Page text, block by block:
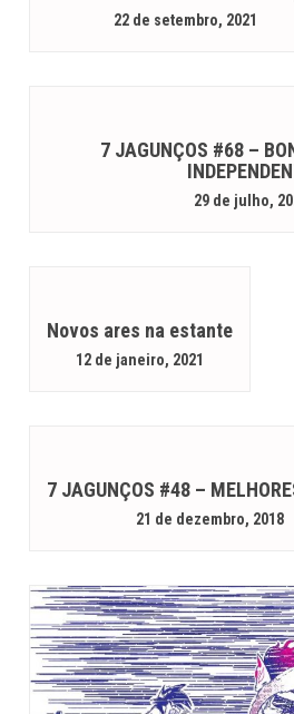
22 de setembro, 2021
7 JAGUNÇOS #68 –
29 de julho,
Novos ares na estante
12 de janeiro, 2021
7 JAGUNÇOS #48 –
21 de dezembro, 2018